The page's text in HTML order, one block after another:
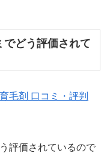
でどう評価されて
育毛剤 口コミ・評判
評価されているので